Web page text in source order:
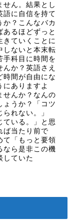
せん。結果とし
語に自信を持て
か？こんなバカ
るほどずっと
きていくことに
しないと本末転
手科目に時間を
か？英語さえ
時間が自由にな
にありますよ
せんか？なんの
ょうか？「コツ
れない。」
ている。」と思
ば当たり前で
て「もっと要領
なら是非この機
していた